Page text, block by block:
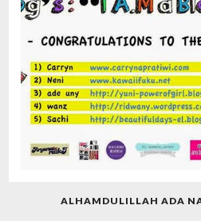
ALHAMDULILLAH ADA